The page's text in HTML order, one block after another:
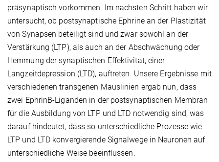
präsynaptisch vorkommen. Im nächsten Schritt haben wir
untersucht, ob postsynaptische Ephrine an der Plastizität
von Synapsen beteiligt sind und zwar sowohl an der
Verstärkung (LTP), als auch an der Abschwächung oder
Hemmung der synaptischen Effektivität, einer
Langzeitdepression (LTD), auftreten. Unsere Ergebnisse mit
verschiedenen transgenen Mauslinien ergab nun, dass
zwei EphrinB-Liganden in der postsynaptischen Membran
für die Ausbildung von LTP und LTD notwendig sind, was
darauf hindeutet, dass so unterschiedliche Prozesse wie
LTP und LTD konvergierende Signalwege in Neuronen auf
unterschiedliche Weise beeinflussen.